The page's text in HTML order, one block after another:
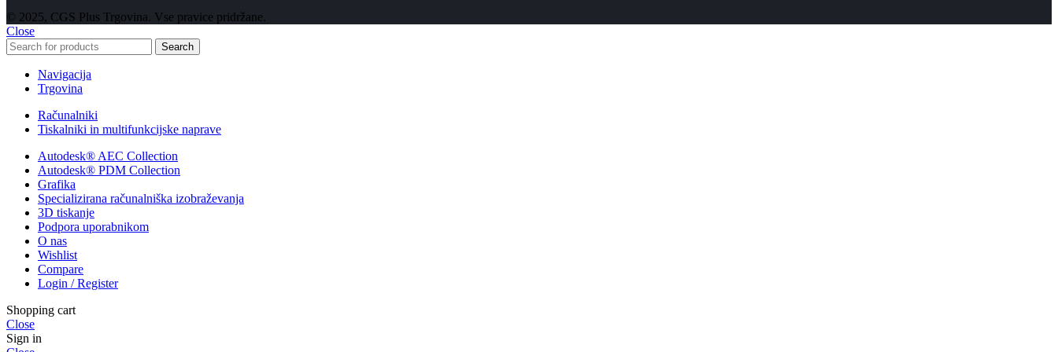
© 2025, CGS Plus Trgovina. Vse pravice pridržane.
Close
Search
Navigacija
Trgovina
Računalniki
Tiskalniki in multifunkcijske naprave
Autodesk® AEC Collection
Autodesk® PDM Collection
Grafika
Specializirana računalniška izobraževanja
3D tiskanje
Podpora uporabnikom
O nas
Wishlist
Compare
Login / Register
Shopping cart
Close
Sign in